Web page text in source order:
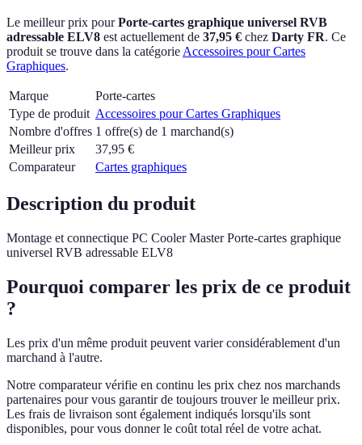
Le meilleur prix pourPorte-cartes graphique universel RVB
adressable ELV8 est actuellement de 37,95 € chez Darty FR. Ce
produit se trouve dans la catégorie Accessoires pour Cartes
Graphiques.
Marque
Porte-cartes
Type de produit Accessoires pour Cartes Graphiques
Nombre d'offres 1 offre(s) de 1 marchand(s)
Meilleur prix
37,95 €
Comparateur
Cartes graphiques
Description du produit
Montage et connectique PC Cooler Master Porte-cartes graphique
universel RVB adressable ELV8
Pourquoi comparer les prix de ce produit
?
Les prix d'un même produit peuvent varier considérablement d'un
marchand à l'autre.
Notre comparateur vérifie en continu les prix chez nos marchands
partenaires pour vous garantir de toujours trouver le meilleur prix.
Les frais de livraison sont également indiqués lorsqu'ils sont
disponibles, pour vous donner le coût total réel de votre achat.